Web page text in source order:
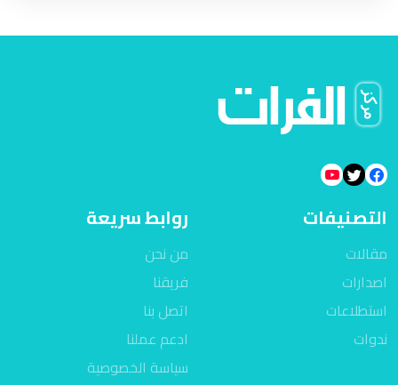
التصنيفات
مقالات
اصدارات
استطلاعات
ندوات
روابط سريعة
من نحن
فريقنا
اتصل بنا
ادعم عملنا
سياسة الخصوصية